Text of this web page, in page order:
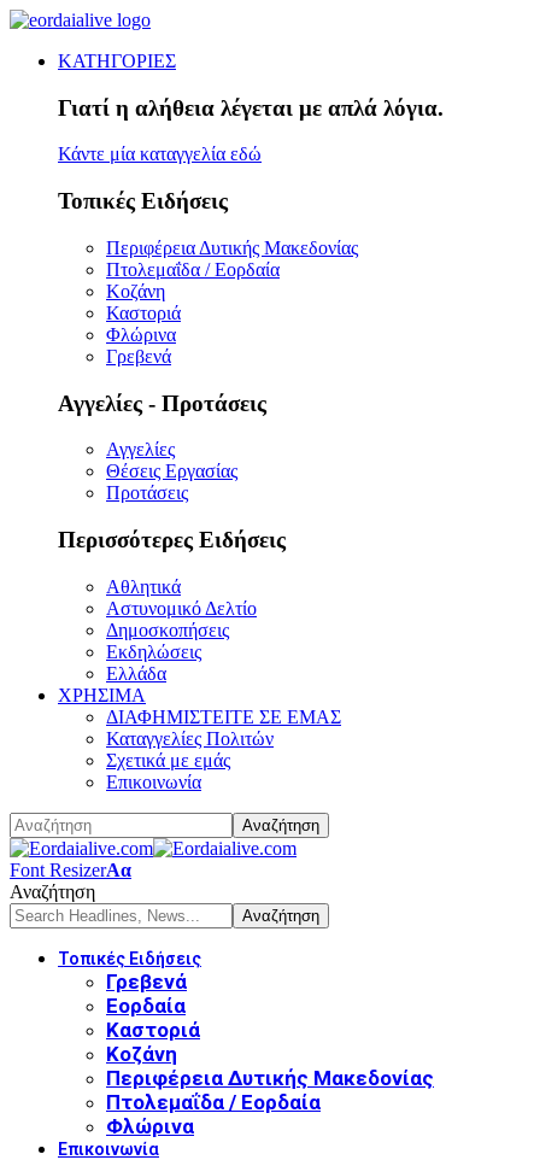
ΚΑΤΗΓΟΡΙΕΣ
Γιατί η αλήθεια λέγεται με απλά λόγια.
Κάντε μία καταγγελία εδώ
Τοπικές Ειδήσεις
Περιφέρεια Δυτικής Μακεδονίας
Πτολεμαΐδα / Εορδαία
Κοζάνη
Καστοριά
Φλώρινα
Γρεβενά
Αγγελίες - Προτάσεις
Αγγελίες
Θέσεις Εργασίας
Προτάσεις
Περισσότερες Ειδήσεις
Αθλητικά
Αστυνομικό Δελτίο
Δημοσκοπήσεις
Εκδηλώσεις
Ελλάδα
ΧΡΗΣΙΜΑ
ΔΙΑΦΗΜΙΣΤΕΙΤΕ ΣΕ ΕΜΑΣ
Καταγγελίες Πολιτών
Σχετικά με εμάς
Επικοινωνία
Font ResizerΑα
Αναζήτηση
Τοπικές Ειδήσεις
Γρεβενά
Εορδαία
Καστοριά
Κοζάνη
Περιφέρεια Δυτικής Μακεδονίας
Πτολεμαΐδα / Εορδαία
Φλώρινα
Επικοινωνία